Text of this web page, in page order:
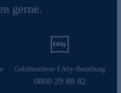
gerne.
Gebührenfreie EASy-Bestellung
0800 29 88 82